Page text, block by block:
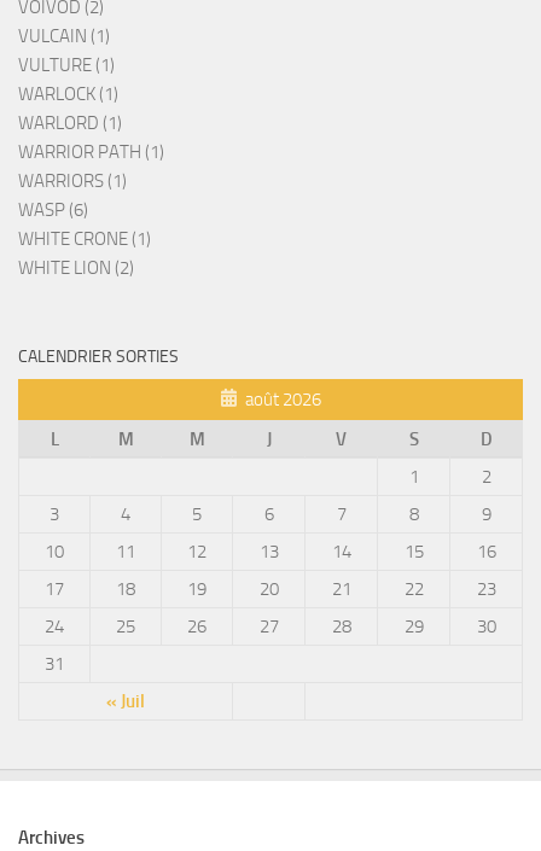
VOIVOD (2)
VULCAIN (1)
VULTURE (1)
WARLOCK (1)
WARLORD (1)
WARRIOR PATH (1)
WARRIORS (1)
WASP (6)
WHITE CRONE (1)
WHITE LION (2)
CALENDRIER SORTIES
août 2026
L
M M J V S D
« Juil
1
2
3
4 5 6 7 8
9
10
11 12 13 14 15
16
17
18 19 20 21 22
23
24
25 26 27 28 29
30
31
Archives